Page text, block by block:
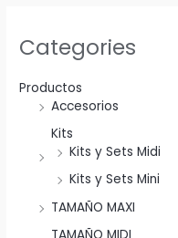
Categories
Productos
Accesorios
Kits
Kits y Sets Midi
Kits y Sets Mini
TAMAÑO MAXI